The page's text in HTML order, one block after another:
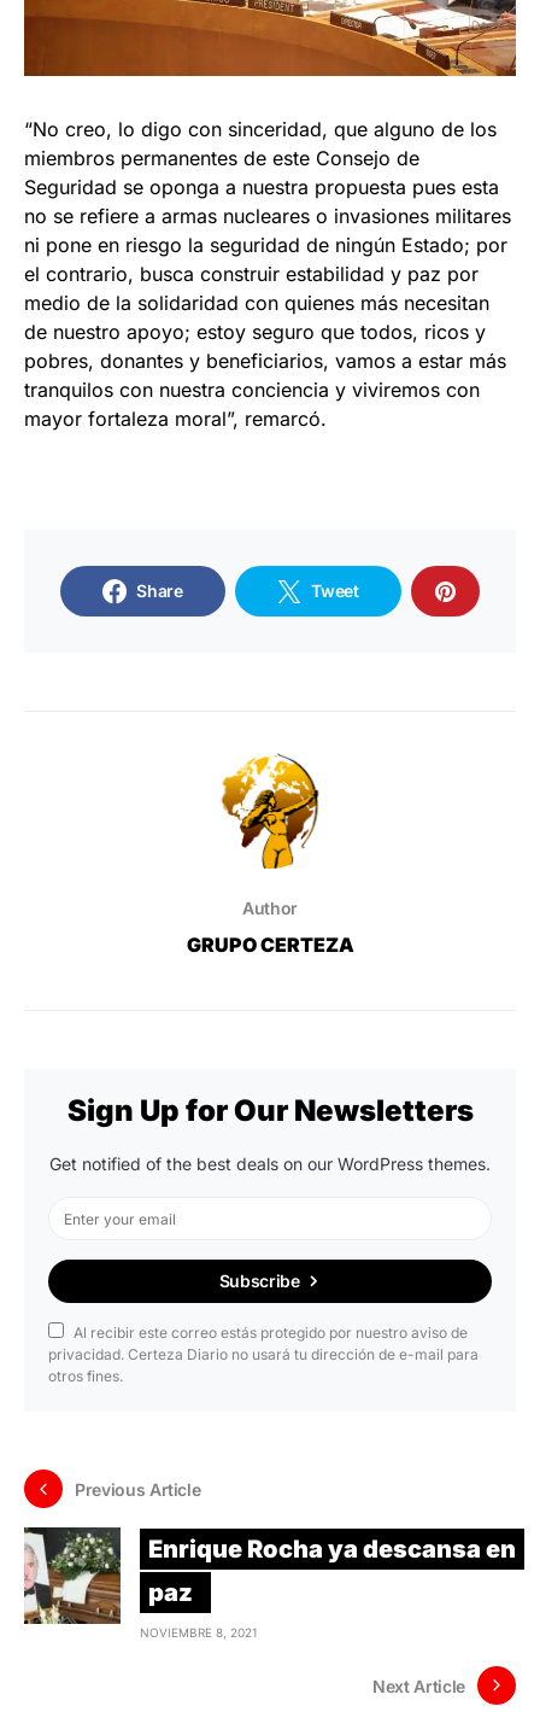
“No creo, lo digo con sinceridad, que alguno de los
miembros permanentes de este Consejo de
Seguridad se oponga a nuestra propuesta pues esta
no se refiere a armas nucleares o invasiones militares
ni pone en riesgo la seguridad de ningún Estado; por
el contrario, busca construir estabilidad y paz por
medio de la solidaridad con quienes más necesitan
de nuestro apoyo; estoy seguro que todos, ricos y
pobres, donantes y beneficiarios, vamos a estar más
tranquilos con nuestra conciencia y viviremos con
mayor fortaleza moral”, remarcó.
Share Tweet
Author
GRUPO CERTEZA
Sign Up for Our Newsletters
Get notified of the best deals on our WordPress themes.
Subscribe
Al recibir este correo estás protegido por nuestro aviso de
privacidad. Certeza Diario no usará tu dirección de e-mail para
otros fines.
Previous Article
Enrique Rocha ya descansa en
paz
NOVIEMBRE 8, 2021
Next Article